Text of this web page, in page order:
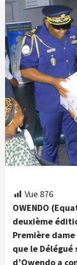
Vue 876
OWENDO
deuxième
Première
que le Délégué
d’Owendo a